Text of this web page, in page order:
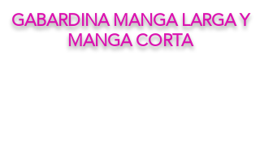
GABARDINA MANGA LARGA Y
MANGA CORTA